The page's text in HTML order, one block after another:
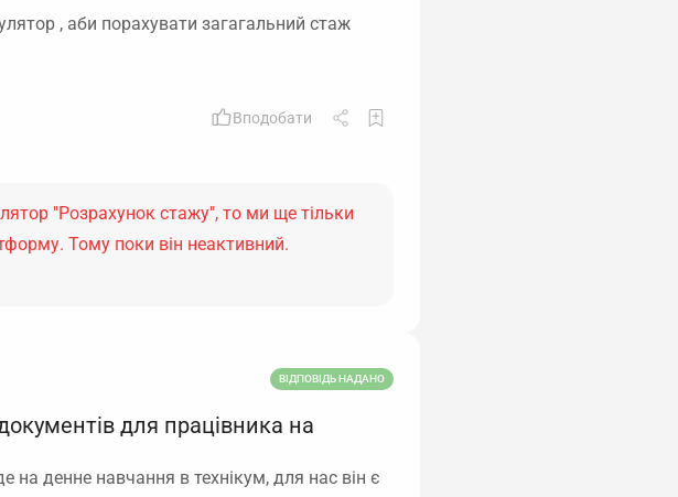
, аби порахувати загагальний стаж
Вподобати
"Розрахунок стажу", то ми ще тільки
Тому поки він неактивний.
ВІДПОВІДЬ НАДАНО
для працівника на
на денне навчання в технікум, для нас він є